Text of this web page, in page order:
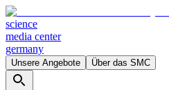
science
media center
germany
Unsere Angebote Über das SMC